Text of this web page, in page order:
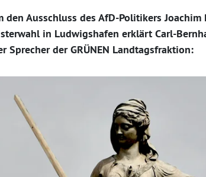
den Ausschluss des AfD-Politikers Joachim
in Ludwigshafen erklärt Carl-
Sprecher der GRÜNEN Landtagsfraktion: